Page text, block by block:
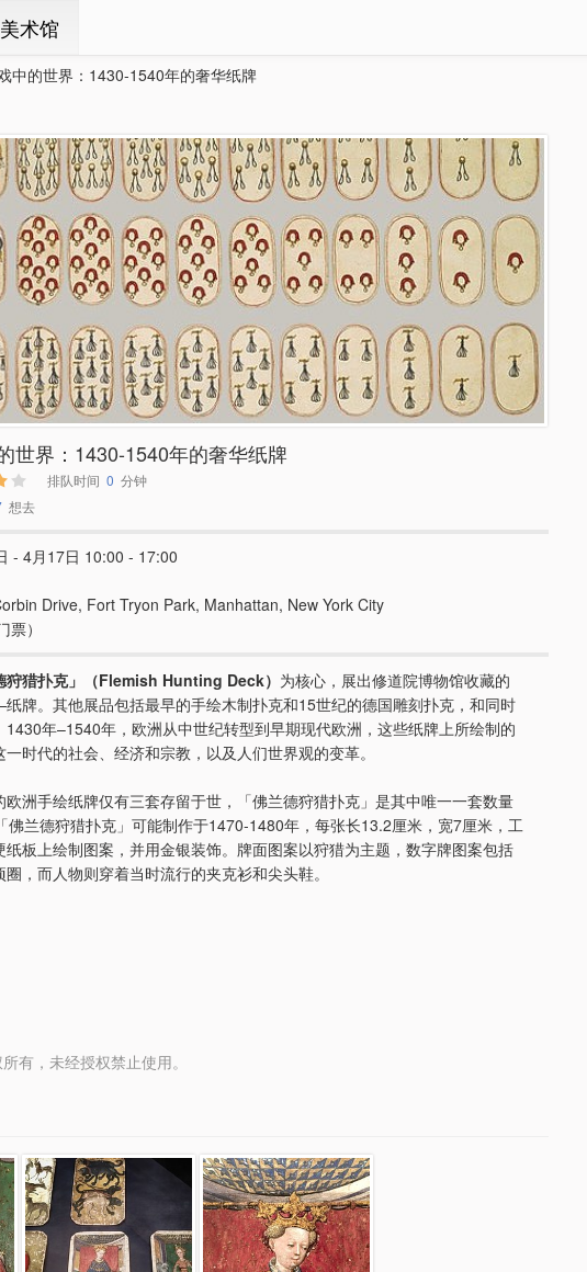
术馆
中的世界：1430-1540年的奢华纸牌
世界：1430-1540年的奢华纸牌
排队时间 0 分钟
想去
- 4月17日 10:00 - 17:00
Drive, Fort Tryon Park, Manhattan, New York City
）
狩猎扑克」（Flemish Hunting Deck） 为核心，展出修道院博物馆收藏的
牌。其他展品包括最早的手绘木制扑克和15世纪的德国雕刻扑克，和同时
1430年–1540年，欧洲从中世纪转型到早期现代欧洲，这些纸牌上所绘制的
时代的社会、经济和宗教，以及人们世界观的变革。
欧洲手绘纸牌仅有三套存留于世，「佛兰德狩猎扑克」是其中唯一一套数量
佛兰德狩猎扑克」可能制作于1470-1480年，每张长13.2厘米，宽7厘米，工
纸板上绘制图案，并用金银装饰。牌面图案以狩猎为主题，数字牌图案包括
，而人物则穿着当时流行的夹克衫和尖头鞋。
有，未经授权禁止使用。